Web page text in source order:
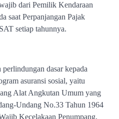
dari Pemilik Kendaraan
saat Perpanjangan Pajak
setiap tahunnya.
dasar kepada
asuransi sosial, yaitu
Alat Angkutan Umum yang
Undang No.33 Tahun 1964
Kecelakaan Penumpang,